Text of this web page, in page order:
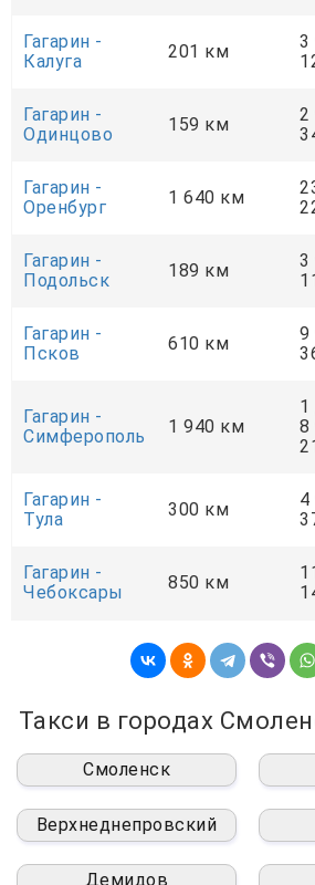
Гагарин -
Калуга
201 км
3
Гагарин -
Одинцово
159 км
2
Гагарин -
Оренбург
1 640 км
Гагарин -
Подольск
189 км
3
Гагарин -
Псков
610 км
9
Гагарин -
Симферополь
1 940 км
1
8
Гагарин -
Тула
300 км
4
Гагарин -
Чебоксары
850 км
Такси в городах
Смоленск
Верхнеднепровский
Демидов